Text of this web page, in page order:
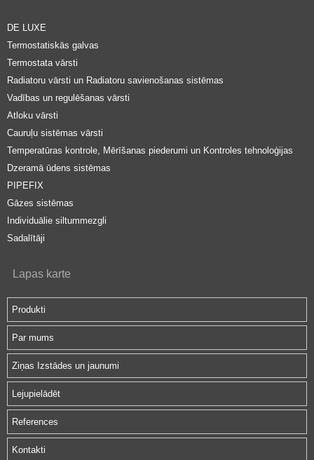
DE LUXE
Termostatiskās galvas
Termostata vārsti
Radiatoru vārsti un Radiatoru savienošanas sistēmas
Vadības un regulēšanas vārsti
Atloku vārsti
Cauruļu sistēmas vārsti
Temperatūras kontrole, Mērīšanas piederumi un Kontroles tehnoloģijas
Dzeramā ūdens sistēmas
PIPEFIX
Gāzes sistēmas
Individuālie siltummezgli
Sadalītāji
Lapas karte
Produkti
Par mums
Ziņas Izstādes un jaunumi
Lejupielādēt
References
Kontakti